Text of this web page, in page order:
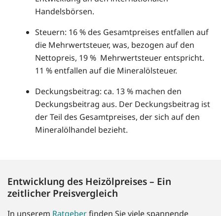
Handelsbörsen.
Steuern: 16 % des Gesamtpreises entfallen auf
die Mehrwertsteuer, was, bezogen auf den
Nettopreis, 19 % Mehrwertsteuer entspricht.
11 % entfallen auf die Mineralölsteuer.
Deckungsbeitrag: ca. 13 % machen den
Deckungsbeitrag aus. Der Deckungsbeitrag ist
der Teil des Gesamtpreises, der sich auf den
Mineralölhandel bezieht.
Entwicklung des Heizölpreises – Ein
zeitlicher Preisvergleich
In unserem Ratgeberfinden Sie viele spannende